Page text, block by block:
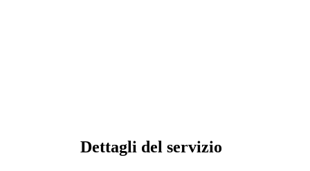
Dettagli del servizio